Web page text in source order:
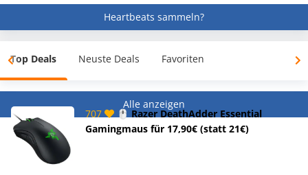
Heartbeats sammeln?
Top Deals Neuste Deals Favoriten
Alle anzeigen
707
🖱️ Razer DeathAdder Essential
Gamingmaus für 17,90€ (statt 21€)